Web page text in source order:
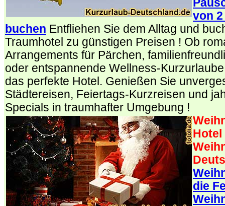
von 2
buchen Entfliehen Sie dem Alltag und
Traumhotel zu günstigen Preisen ! Ob
Arrangements für Pärchen,
oder entspannende Wellness-
das perfekte Hotel. Genießen Sie
Städtereisen, Feiertags-Kurzreisen und
Specials in traumhafter Umgebung !
Hotel
die